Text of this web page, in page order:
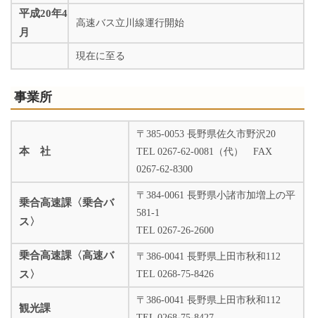
平成20年4
月
高速バス立川線運行開始
現在に至る
事業所
本 社
〒385-0053 長野県佐久市野沢20
TEL 0267-62-0081（代） FAX
0267-62-8300
乗合高速課〈乗合バ
ス〉
〒384-0061 長野県小諸市加増上の平
581-1
TEL 0267-26-2600
乗合高速課〈高速バ
ス〉
〒386-0041 長野県上田市秋和112
TEL 0268-75-8426
観光課
〒386-0041 長野県上田市秋和112